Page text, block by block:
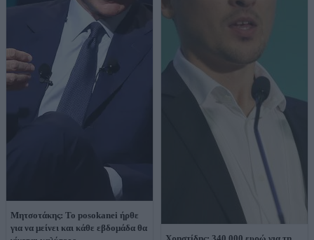
Μητσοτάκης: Το posokanei ήρθε
για να μείνει και κάθε εβδομάδα θα